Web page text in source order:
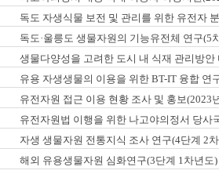
독도 자생식물 보전 및 관리를 위한 유전자
독도·울릉도 생물자원의 기능유전체 연구(5
생물다양성을 고려한 도시 내 식재 관리방안
유용 자생생물의 이용을 위한 BT-IT 융합 연
유전자원 접근 이용 현황 조사 및 홍보(2023
유전자원법 이행을 위한 나고야의정서 당사
년)
자생 생물자원 전통지식 조사 연구(4단계 2
해외 유용생물자원 심화연구(3단계 1차년도)